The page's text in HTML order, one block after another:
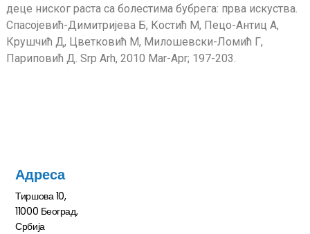
деце ниског раста са болестима бубрега: прва искуства.
Спасојевић-Димитријева Б, Костић М, Пецо-Антиц А,
Крушчић Д, Цветковић М, Милошевски-Ломић Г,
Париповић Д. Srp Arh, 2010 Mar-Apr; 197-203.
Адреса
Тиршова 10,
11000 Београд,
Србија